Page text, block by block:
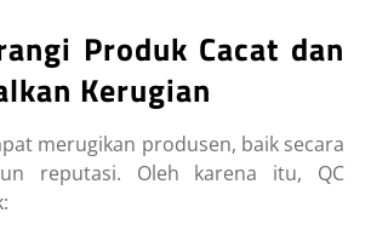
Produk Cacat dan
Kerugian
merugikan produsen, baik secara
reputasi. Oleh karena itu, QC